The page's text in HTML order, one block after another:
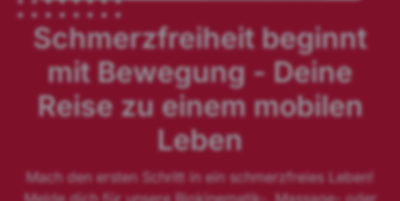
Schmerzfreiheit beginnt
mit Bewegung - Deine
Reise zu einem mobilen
Leben
Mach den ersten Schritt in ein schmerzfreies Leben!